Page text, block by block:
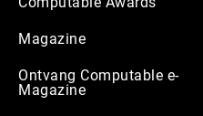
Magazine
Ontvang Computable e-
Magazine